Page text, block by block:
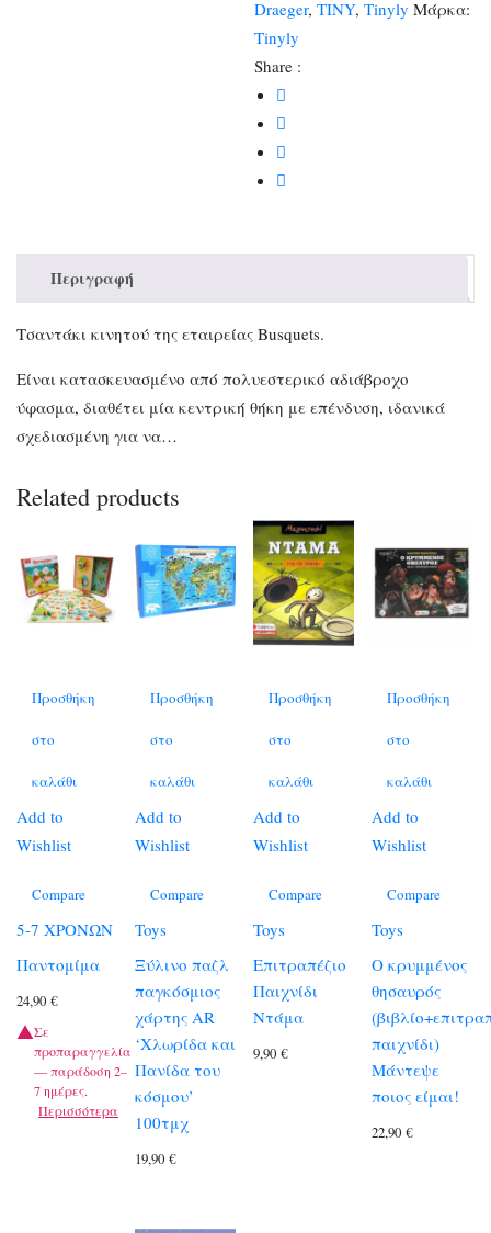
Draeger,TINY,Tinyly Μάρκα:
Tinyly
Share :
Περιγραφή
Τσαντάκι κινητού της εταιρείας Busquets.
Είναι κατασκευασμένο από πολυεστερικό αδιάβροχο
ύφασμα, διαθέτει μία κεντρική θήκη με επένδυση, ιδανικά
σχεδιασμένη για να…
Related products
Προσθήκη
στο
καλάθι
Add to
Wishlist
Compare
5-7 ΧΡΟΝΩΝ
Παντομίμα
24,90 €
Σε
προπαραγγελία
— παράδοση 2–
7 ημέρες.
Περισσότερα
Προσθήκη
στο
καλάθι
Add to
Wishlist
Compare
Toys
Ξύλινο παζλ
παγκόσμιος
χάρτης AR
‘Χλωρίδα και
Πανίδα του
κόσμου’
100τμχ
19,90€
Προσθήκη
στο
καλάθι
Add to
Wishlist
Compare
Toys
Επιτραπέζιο
Παιχνίδι
Ντάμα
9,90€
Προσθήκη
στο
καλάθι
Add to
Wishlist
Compare
Toys
Ο κρυμμένος
θησαυρός
παιχνίδι)
Μάντεψε
ποιος είμαι!
22,90€